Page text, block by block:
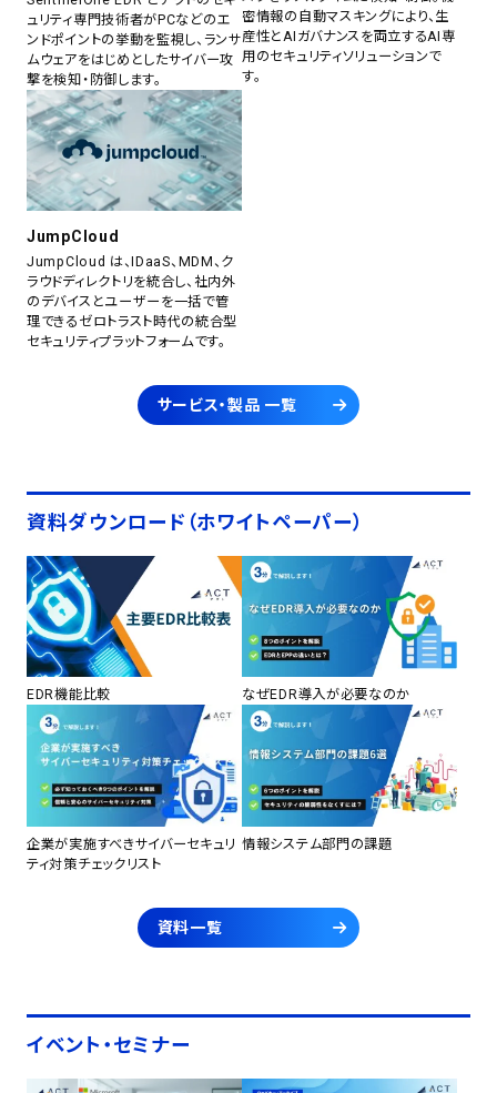
ュリティ専門技術者がPCなどのエ
ンドポイントの挙動を監視し、ランサ
ムウェアをはじめとしたサイバー攻
撃を検知・防御します。
密情報の自動マスキングにより、生
産性とAIガバナンスを両立するAI専
用のセキュリティソリューションで
す。
JumpCloud
JumpCloud は、IDaaS、MDM、ク
ラウドディレクトリを統合し、社内外
のデバイスとユーザーを一括で管
理できるゼロトラスト時代の統合型
セキュリティプラットフォームです。
サービス・製品 一覧
資料ダウンロード（ホワイトペーパー）
EDR機能比較 なぜEDR導入が必要なのか
企業が実施すべきサイバーセキュリ
ティ対策チェックリスト
情報システム部門の課題
資料一覧
イベント・セミナー